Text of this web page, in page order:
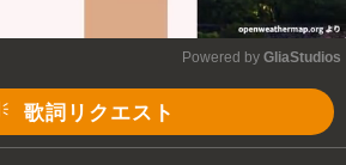
Powered by GliaStudios
歌詞リクエスト